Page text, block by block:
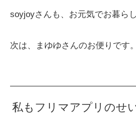
soyjoyさんも、お元気でお暮ら
次は、まゆゆさんのお便りです。
私もフリマアプリのせ